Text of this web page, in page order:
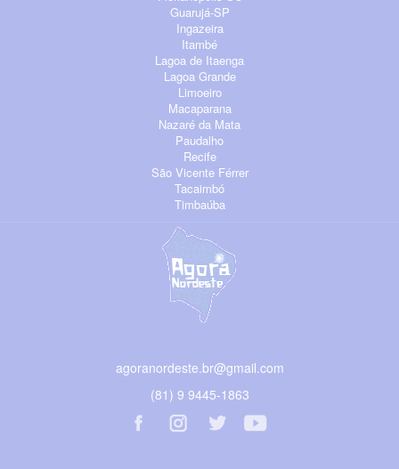
Guarujá-SP
Ingazeira
Itambé
Lagoa de Itaenga
Lagoa Grande
Limoeiro
Macaparana
Nazaré da Mata
Paudalho
Recife
São Vicente Férrer
Tacaimbó
Timbaúba
agoranordeste.br@gmail.com
(81) 9 9445-1863